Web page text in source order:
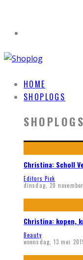
HOME
SHOPLOGS
SHOPLOGS
Christina: Scholl
Editors Pick
dinsdag, 20
Christina: kopen,
Beauty
woensdag, 13 mei